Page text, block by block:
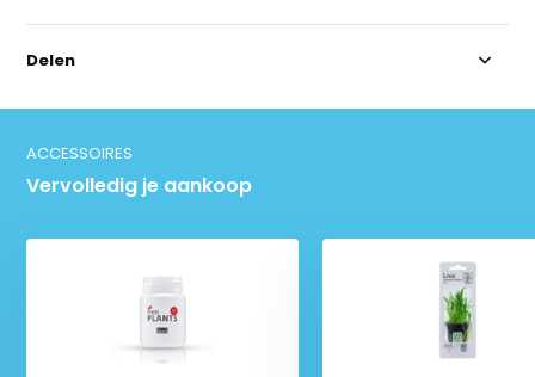
Delen
ACCESSOIRES
Vervolledig je aankoop